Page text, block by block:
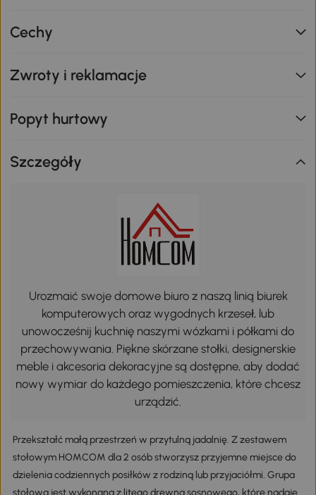
Cechy
Zwroty i reklamacje
Popyt hurtowy
Szczegóły
Urozmaić swoje domowe biuro z naszą linią biurek
komputerowych oraz wygodnych krzeseł, lub
unowocześnij kuchnię naszymi wózkami i półkami do
przechowywania. Piękne skórzane stołki, designerskie
meble i akcesoria dekoracyjne są dostępne, aby dodać
nowy wymiar do każdego pomieszczenia, które chcesz
urządzić.
Przekształć małą przestrzeń w przytulną jadalnię. Z zestawem
stołowym HOMCOM dla 2 osób stworzysz przyjemne miejsce do
dzielenia codziennych posiłków z rodziną lub przyjaciółmi. Grupa
stołowa jest wykonana z litego drewna sosnowego, które nadaje